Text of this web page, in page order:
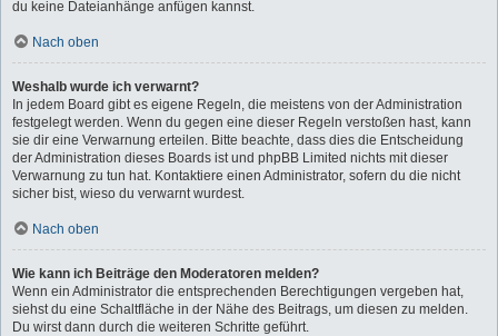
du keine Dateianhänge anfügen kannst.
Nach oben
Weshalb wurde ich verwarnt?
In jedem Board gibt es eigene Regeln, die meistens von der Administration
festgelegt werden. Wenn du gegen eine dieser Regeln verstoßen hast, kann
sie dir eine Verwarnung erteilen. Bitte beachte, dass dies die Entscheidung
der Administration dieses Boards ist und phpBB Limited nichts mit dieser
Verwarnung zu tun hat. Kontaktiere einen Administrator, sofern du die nicht
sicher bist, wieso du verwarnt wurdest.
Nach oben
Wie kann ich Beiträge den Moderatoren melden?
Wenn ein Administrator die entsprechenden Berechtigungen vergeben hat,
siehst du eine Schaltfläche in der Nähe des Beitrags, um diesen zu melden.
Du wirst dann durch die weiteren Schritte geführt.